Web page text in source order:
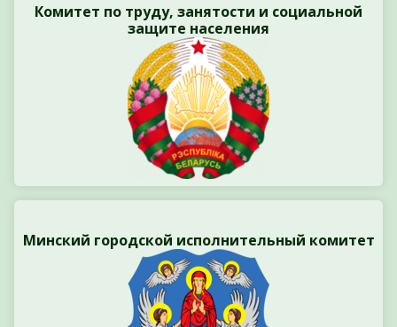
Комитет по труду, занятости и социальной
защите населения
Минский городской исполнительный комитет